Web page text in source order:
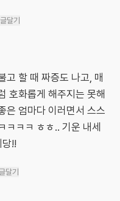
달기
고 할 때 짜증도 나고, 매
호화롭게 해주지는 못해
은 엄마다 이러면서 스스
ㅋㅋㅋ ㅎㅎ.. 기운 내세
!!
달기